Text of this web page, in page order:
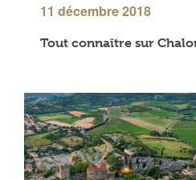
11 décembre 2018
Tout connaître sur